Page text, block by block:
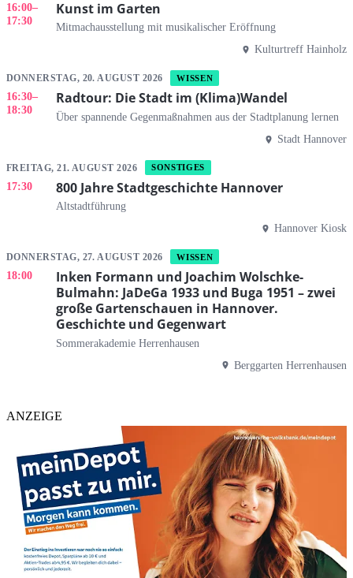
16:00–
17:30
Kunst im Garten
Mitmachausstellung mit musikalischer Eröffnung
Kulturtreff Hainholz
DONNERSTAG, 20. AUGUST 2026 WISSEN
16:30–
18:30
Radtour: Die Stadt im (Klima)Wandel
Über spannende Gegenmaßnahmen aus der Stadtplanung lernen
Stadt Hannover
FREITAG, 21. AUGUST 2026 SONSTIGES
17:30 800 Jahre Stadtgeschichte Hannover
Altstadtführung
Hannover Kiosk
DONNERSTAG, 27. AUGUST 2026 WISSEN
18:00
Inken Formann und Joachim Wolschke-
Bulmahn: JaDeGa 1933 und Buga 1951 – zwei
große Gartenschauen in Hannover.
Geschichte und Gegenwart
Sommerakademie Herrenhausen
Berggarten Herrenhausen
ANZEIGE